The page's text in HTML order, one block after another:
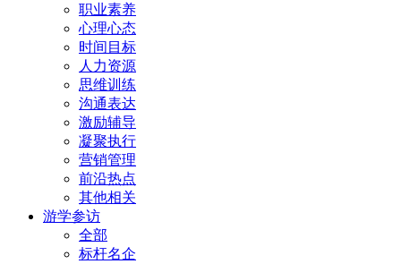
职业素养
心理心态
时间目标
人力资源
思维训练
沟通表达
激励辅导
凝聚执行
营销管理
前沿热点
其他相关
游学参访
全部
标杆名企